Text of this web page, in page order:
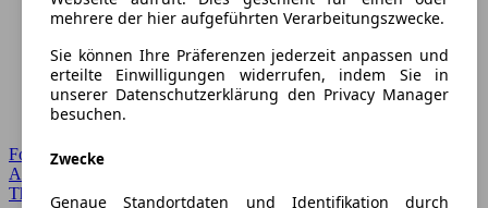
Forum Startseite
Alle Auto-Foren
Themen-Forum
mehrere der hier aufgeführten Verarbeitungszwecke.
Sie können Ihre Präferenzen jederzeit anpassen und
erteilte Einwilligungen widerrufen, indem Sie in
unserer Datenschutzerklärung den Privacy Manager
besuchen.
Zwecke
Genaue Standortdaten und Identifikation durch